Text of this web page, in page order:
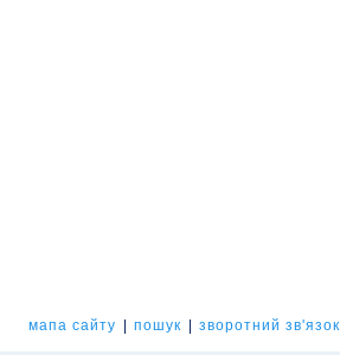
мапа сайту пошук зворотний зв'язок